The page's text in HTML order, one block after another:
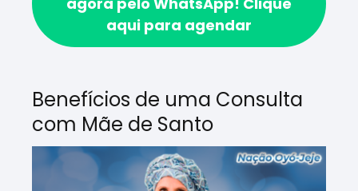
aqui para agendar
Benefícios de uma Consulta
com Mãe de Santo